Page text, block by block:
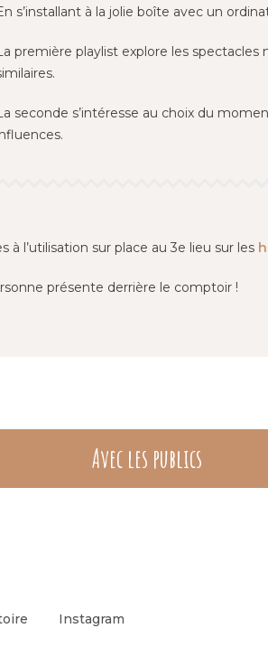
s’installant à la jolie boîte avec un
première playlist explore les
seconde s’intéresse au choix du
l’utilisation sur place au 3e lieu sur les
présente derrière le comptoir !
Avec les publics
Instagram